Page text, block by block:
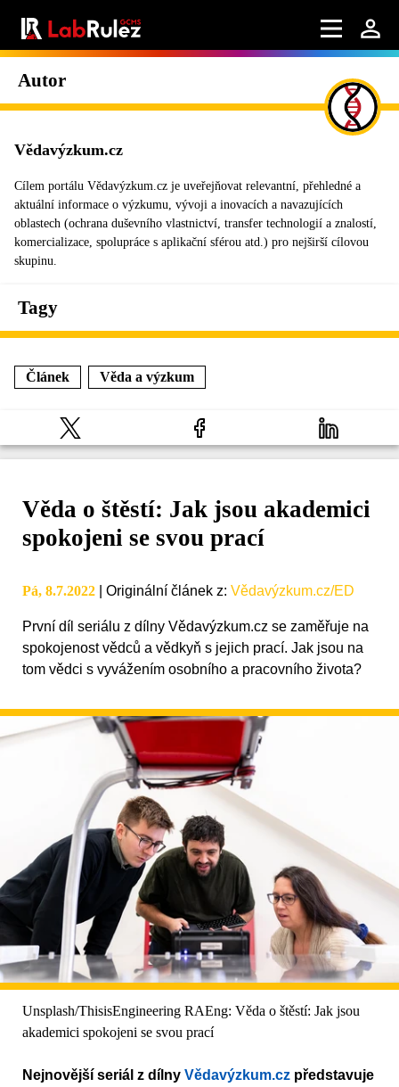
Autor
Vědavýzkum.cz
Cílem portálu Vědavýzkum.cz je uveřejňovat relevantní, přehledné a
aktuální informace o výzkumu, vývoji a inovacích a navazujících
oblastech (ochrana duševního vlastnictví, transfer technologií a znalostí,
komercializace, spolupráce s aplikační sférou atd.) pro nejširší cílovou
skupinu.
Tagy
Článek Věda a výzkum
Věda o štěstí: Jak jsou akademici
spokojeni se svou prací
Pá, 8.7.2022 Originální článek z: Vědavýzkum.cz/ED
První díl seriálu z dílny Vědavýzkum.cz se zaměřuje na
spokojenost vědců a vědkyň s jejich prací. Jak jsou na
tom vědci s vyvážením osobního a pracovního života?
Unsplash/ThisisEngineering RAEng: Věda o štěstí: Jak jsou
akademici spokojeni se svou prací
Nejnovější seriál z dílny Vědavýzkum.cz představuje